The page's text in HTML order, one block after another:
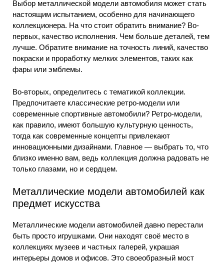
Выбор металлической модели автомобиля может стать
настоящим испытанием, особенно для начинающего
коллекционера. На что стоит обратить внимание? Во-
первых, качество исполнения. Чем больше деталей, тем
лучше. Обратите внимание на точность линий, качество
покраски и проработку мелких элементов, таких как
фары или эмблемы.
Во-вторых, определитесь с тематикой коллекции.
Предпочитаете классические ретро-модели или
современные спортивные автомобили? Ретро-модели,
как правило, имеют большую культурную ценность,
тогда как современные концепты привлекают
инновационными дизайнами. Главное — выбрать то, что
близко именно вам, ведь коллекция должна радовать не
только глазами, но и сердцем.
Металлические модели автомобилей как
предмет искусства
Металлические модели автомобилей давно перестали
быть просто игрушками. Они находят своё место в
коллекциях музеев и частных галерей, украшая
интерьеры домов и офисов. Это своеобразный мост